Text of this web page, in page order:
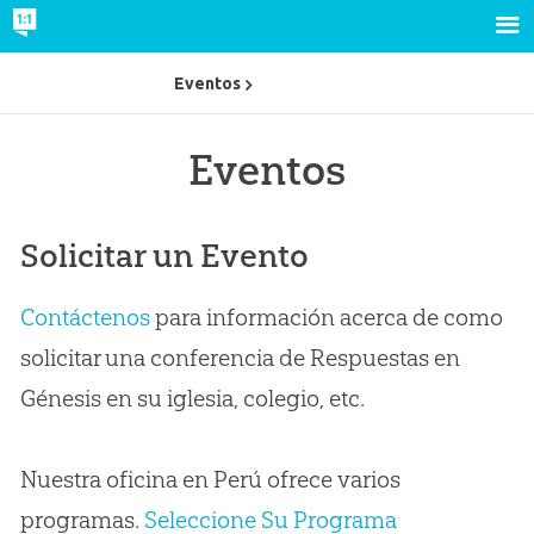
Eventos
Solicitar un Evento
Contáctenospara información acerca de como
solicitar una conferencia de Respuestas en
Génesis en su iglesia, colegio, etc.
Nuestra oficina en Perú ofrece varios
programas. Seleccione Su Programa
Eventos